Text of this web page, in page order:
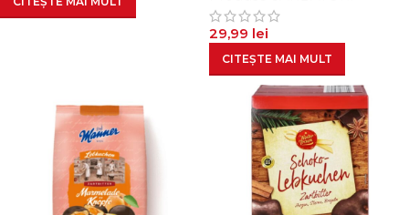
29,99 lei
CITEȘTE MAI MULT